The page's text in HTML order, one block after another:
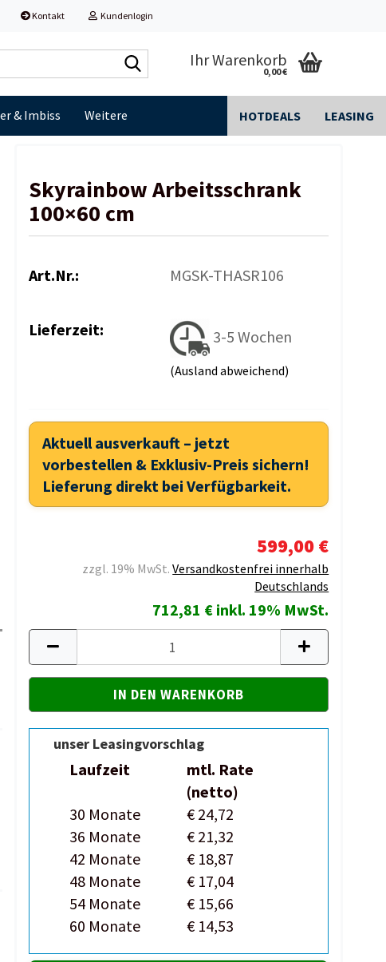
Kontakt Kundenlogin
durchsuchen...
Ihr Warenkorb
0,00 €
& Imbiss HOTDEALS LEASING
Weitere
Skyrainbow Arbeitsschrank
100×60 cm
Art.Nr.: MGSK-THASR106
Lieferzeit: 3-5 Wochen
(Ausland abweichend)
Aktuell ausverkauft – jetzt
vorbestellen & Exklusiv-Preis sichern!
Lieferung direkt bei Verfügbarkeit.
599,00 €
zzgl. 19% MwSt.Versandkostenfrei innerhalb
Deutschlands
712,81 € inkl. 19% MwSt.
unser Leasingvorschlag
Laufzeit
mtl. Rate
(netto)
30 Monate
€ 24,72
36 Monate
€ 21,32
42 Monate
€ 18,87
48 Monate
€ 17,04
54 Monate
€ 15,66
60 Monate
€ 14,53